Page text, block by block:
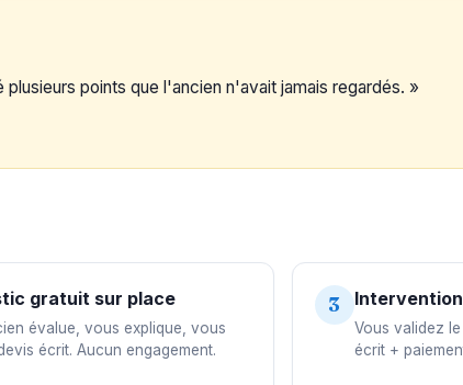
points que l'ancien n'avait jamais regardés. »
gratuit sur place
évalue, vous explique, vous
écrit. Aucun engagement.
3
Vous validez
écrit +